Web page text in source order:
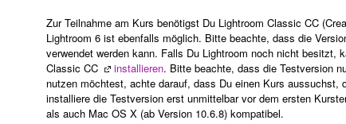
Zur Teilnahme am Kurs benötigst Du Lightroom Classic CC
Lightroom 6 ist ebenfalls möglich. Bitte beachte, dass die
verwendet werden kann. Falls Du Lightroom noch nicht besitzt,
Classic CC
installieren. Bitte beachte, dass die Testversion
nutzen möchtest, achte darauf, dass Du einen Kurs aussuchst,
installiere die Testversion erst unmittelbar vor dem ersten
als auch Mac OS X (ab Version 10.6.8) kompatibel.